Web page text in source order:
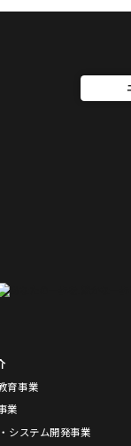
育事業
業
システム開発事業